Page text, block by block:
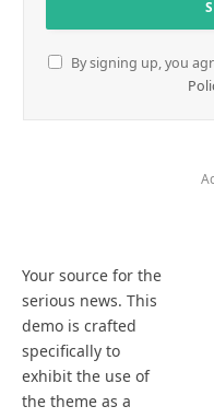
By signing up, you
Your source for the
serious news. This
demo is crafted
specifically to
exhibit the use of
the theme as a